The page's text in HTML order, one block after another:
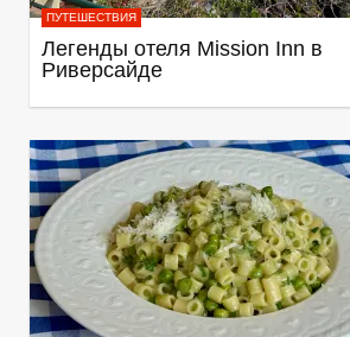
ПУТЕШЕСТВИЯ
Легенды отеля Mission Inn в
Риверсайде